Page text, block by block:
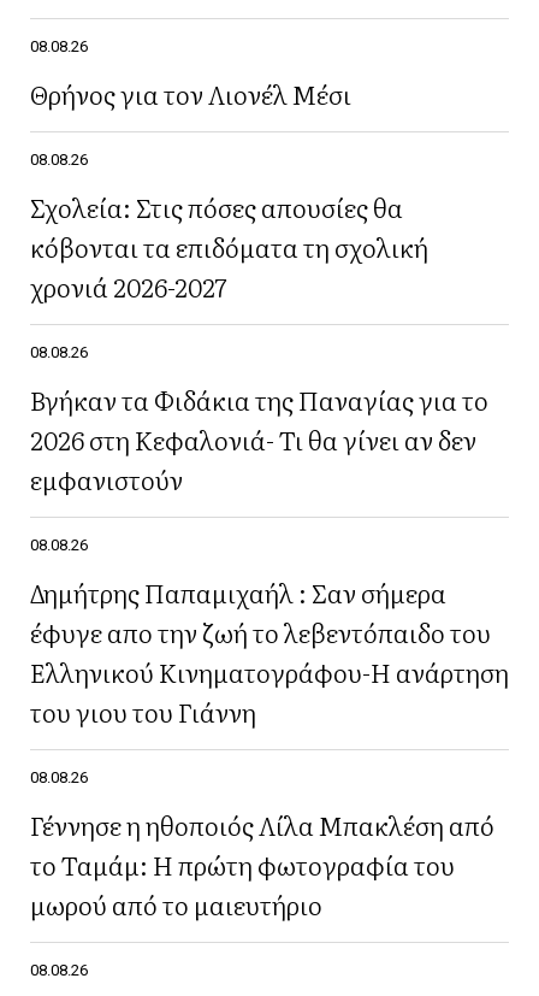
08.08.26
Θρήνος για τον Λιονέλ Μέσι
08.08.26
Σχολεία: Στις πόσες απουσίες θα
κόβονται τα επιδόματα τη σχολική
χρονιά 2026-2027
08.08.26
Βγήκαν τα Φιδάκια της Παναγίας για το
2026 στη Κεφαλονιά- Τι θα γίνει αν δεν
εμφανιστούν
08.08.26
Δημήτρης Παπαμιχαήλ : Σαν σήμερα
έφυγε απο την ζωή το λεβεντόπαιδο του
Ελληνικού Κινηματογράφου-Η ανάρτηση
του γιου του Γιάννη
08.08.26
Γέννησε η ηθοποιός Λίλα Μπακλέση από
το Ταμάμ: Η πρώτη φωτογραφία του
μωρού από το μαιευτήριο
08.08.26